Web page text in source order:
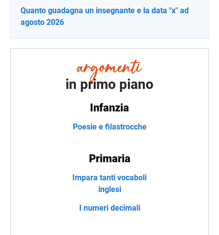
Quanto guadagna un insegnante e la data "x" ad
agosto 2026
in primo piano
Infanzia
Poesie e filastrocche
Primaria
Impara tanti vocaboli
inglesi
I numeri decimali